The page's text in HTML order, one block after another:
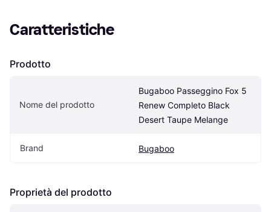
Caratteristiche
Prodotto
Nome del prodotto
Bugaboo Passeggino Fox 5
Renew Completo Black
Desert Taupe Melange
Brand Bugaboo
Proprietà del prodotto